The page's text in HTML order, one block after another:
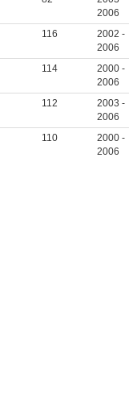
2006
116
2002 -
2006
114
2000 -
2006
112
2003 -
2006
110
2000 -
2006